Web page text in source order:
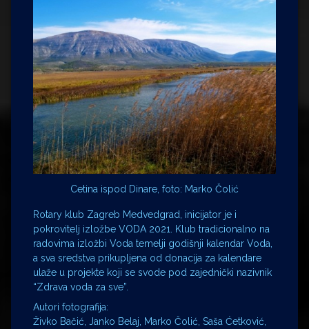
Cetina ispod Dinare, foto: Marko Čolić
Rotary klub Zagreb Medvedgrad, inicijator je i
pokrovitelj izložbe VODA 2021. Klub tradicionalno na
radovima izložbi Voda temelji godišnji kalendar Voda,
a sva sredstva prikupljena od donacija za kalendare
ulaže u projekte koji se svode pod zajednički nazivnik
“Zdrava voda za sve”.
Autori fotografija:
Živko Bačić, Janko Belaj, Marko Čolić, Saša Ćetković,